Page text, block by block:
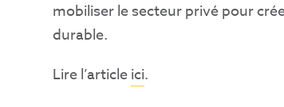
mobiliser le secteur privé pour
durable.
Lire l’articleici.